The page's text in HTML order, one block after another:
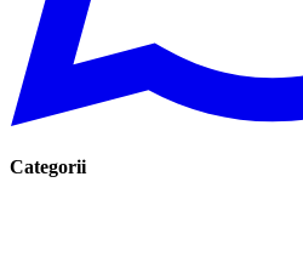
Categorii